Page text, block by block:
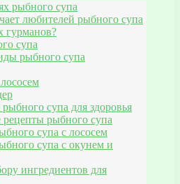
рыбного супа
любителей рыбного супа
гурманов?
супа
рыбного супа
супа для здоровья
рыбного супа
супа с лососем
супа с окунем и
ингредиентов для